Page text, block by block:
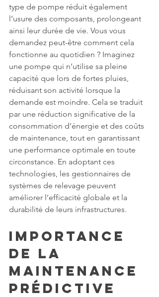
type de pompe réduit également
l’usure des composants, prolongeant
ainsi leur durée de vie. Vous vous
demandez peut-être comment cela
fonctionne au quotidien ? Imaginez
une pompe qui n’utilise sa pleine
capacité que lors de fortes pluies,
réduisant son activité lorsque la
demande est moindre. Cela se traduit
par une réduction significative de la
consommation d’énergie et des coûts
de maintenance, tout en garantissant
une performance optimale en toute
circonstance. En adoptant ces
technologies, les gestionnaires de
systèmes de relevage peuvent
améliorer l’efficacité globale et la
durabilité de leurs infrastructures.
Importance
de la
Maintenance
Prédictive